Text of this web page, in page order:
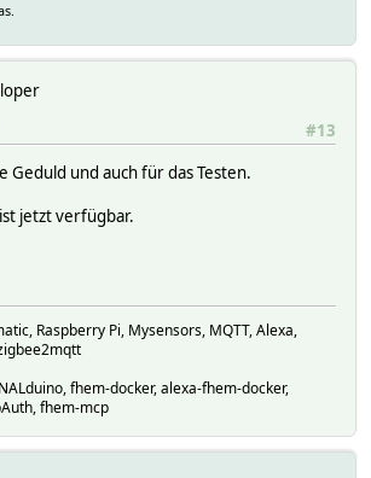
#13
Geduld und auch für das Testen.
jetzt verfügbar.
Raspberry Pi, Mysensors, MQTT, Alexa,
fhem-docker, alexa-fhem-docker,
fhem-mcp